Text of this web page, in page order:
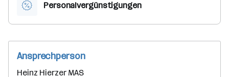
Personalvergünstigungen
Ansprechperson
Heinz Hierzer MAS